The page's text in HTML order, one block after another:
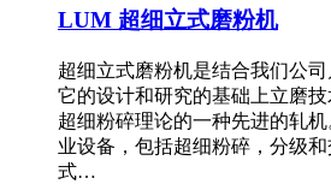
LUM 超细立式磨粉机
超细立式磨粉机是结合我们公司
它的设计和研究的基础上立磨
超细粉碎理论的一种先进的轧
业设备，包括超细粉碎，分级
式…